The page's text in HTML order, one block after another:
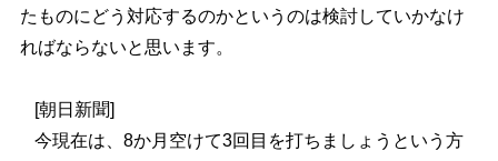
たものにどう対応するのかというのは検討していかなけ
ればならないと思います。
[朝日新聞]
今現在は、8か月空けて3回目を打ちましょうという方